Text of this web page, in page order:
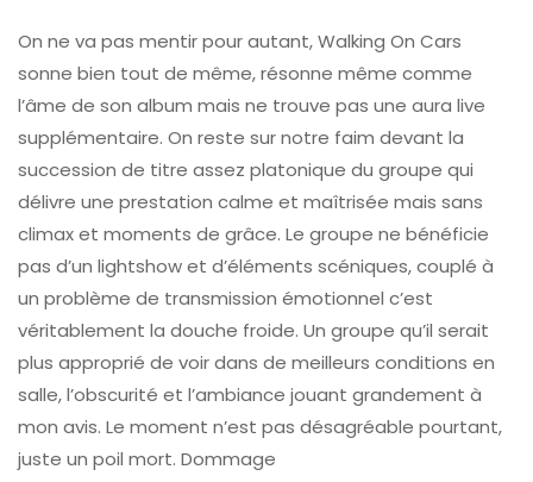
On ne va pas mentir pour autant, Walking On Cars
sonne bien tout de même, résonne même comme
l’âme de son album mais ne trouve pas une aura live
supplémentaire. On reste sur notre faim devant la
succession de titre assez platonique du groupe qui
délivre une prestation calme et maîtrisée mais sans
climax et moments de grâce. Le groupe ne bénéficie
pas d’un lightshow et d’éléments scéniques, couplé à
un problème de transmission émotionnel c’est
véritablement la douche froide. Un groupe qu’il serait
plus approprié de voir dans de meilleurs conditions en
salle, l’obscurité et l’ambiance jouant grandement à
mon avis. Le moment n’est pas désagréable pourtant,
juste un poil mort. Dommage